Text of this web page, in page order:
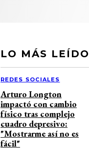
LO MÁS LEÍDO
REDES SOCIALES
Arturo Longton
impactó con cambio
físico tras complejo
cuadro depresivo:
"Mostrarme así no es
fácil"